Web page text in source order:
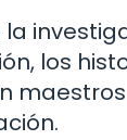
los